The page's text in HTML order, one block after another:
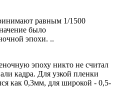
равным 1/1500
было
эпохи. ..
эпоху никто не считал
кадра. Для узкой пленки
как 0,3мм, для широкой - 0,5-